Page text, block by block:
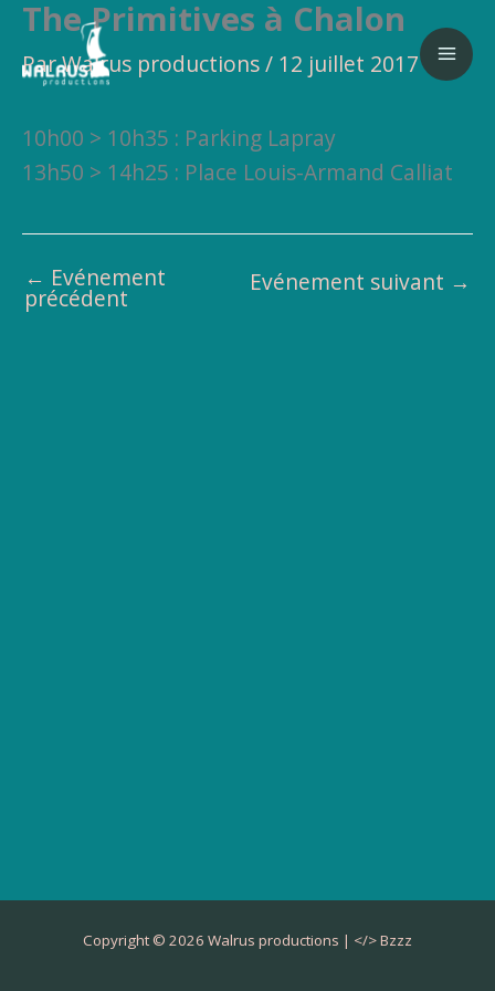
Aller
contenu
The Primitives à Chalon
ParWalrus productions/ 12 juillet 2017
10h00 > 10h35 : Parking Lapray
13h50 > 14h25 : Place Louis-Armand Calliat
← Evénement
précédent
Evénement suivant →
Copyright © 2026 Walrus productions | </>Bzzz